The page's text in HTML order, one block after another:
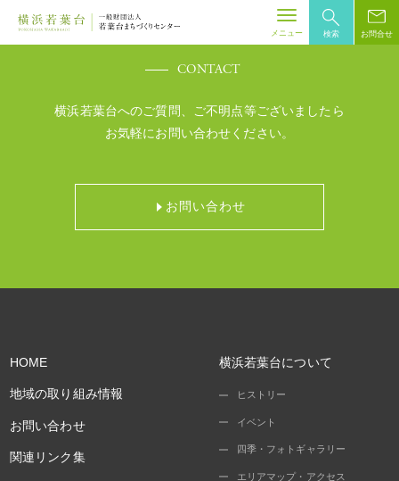
メニュー 検索 お問合せ
CONTACT
横浜若葉台へのご質問、ご不明点等ございましたら
お気軽にお問い合わせください。
お問い合わせ
HOME
地域の取り組み情報
お問い合わせ
関連リンク集
横浜若葉台について
ヒストリー
イベント
四季・フォトギャラリー
エリアマップ・アクセス